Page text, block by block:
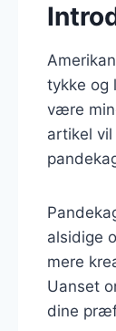
tykke og
være
artikel
alsidige
mere
Uanset
dine